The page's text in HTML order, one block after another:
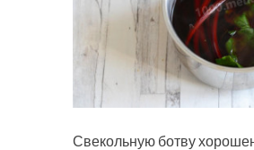
Свекольную ботву